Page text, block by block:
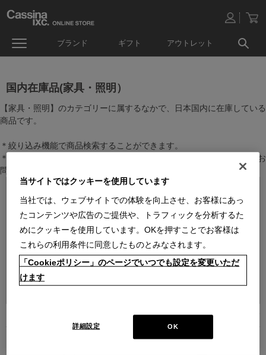
ブランド ギフト アウトレット
国内在庫品(家具・照明）
【家具・照明】のカテゴリーに属するなかで、日本国内に在庫している
商品です。
＊絞り込み機能で商品検索することができます。
＊全店舗で在庫を共有しておりますので、最新の在庫状況についてはお
問い合わせください。
並べ替え：
当サイトではクッキーを使用しています
当社では、ウェブサイトでの体験を向上させ、お客様にあっ
たコンテンツや広告のご提供や、トラフィックを分析するた
めにクッキーを使用しています。OKを押すことでお客様は
これらの利用条件に同意したものとみなされます。
「Cookieポリシー」のページでいつでも設定を変更いただ
けます
OK
詳細設定